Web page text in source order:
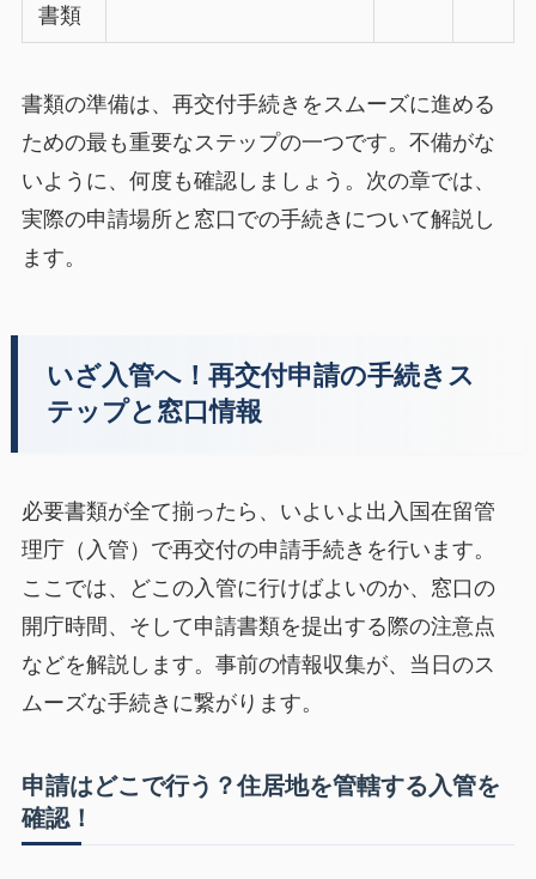
書類
書類の準備は、再交付手続きをスムーズに進める
ための最も重要なステップの一つです。不備がな
いように、何度も確認しましょう。次の章では、
実際の申請場所と窓口での手続きについて解説し
ます。
いざ入管へ！再交付申請の手続きス
テップと窓口情報
必要書類が全て揃ったら、いよいよ出入国在留管
理庁（入管）で再交付の申請手続きを行います。
ここでは、どこの入管に行けばよいのか、窓口の
開庁時間、そして申請書類を提出する際の注意点
などを解説します。事前の情報収集が、当日のス
ムーズな手続きに繋がります。
申請はどこで行う？住居地を管轄する入管を
確認！